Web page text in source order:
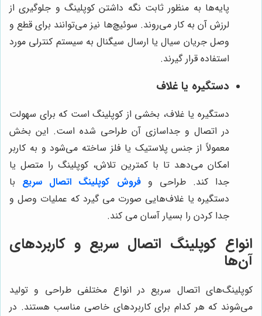
پایه‌ها به منظور ثابت نگه داشتن کوپلینگ و جلوگیری از
لرزش آن به کار می‌روند. سوئیچ‌ها نیز می‌توانند برای قطع و
وصل جریان سیال یا ارسال سیگنال به سیستم کنترلی مورد
استفاده قرار گیرند.
دستگیره یا غلاف
دستگیره یا غلاف، بخشی از کوپلینگ است که برای سهولت
در اتصال و جداسازی آن طراحی شده است. این بخش
معمولاً از جنس پلاستیک یا فلز ساخته می‌شود و به کاربر
امکان می‌دهد تا با کمترین تلاش، کوپلینگ را متصل یا
جدا کند. طراحی وفروش کوپلینگ اتصال سریع با
دستگیره یا غلاف‌هایی صورت می گیرد که عملیات وصل و
جدا کردن را بسیار آسان می کند.
انواع کوپلینگ اتصال سریع و کاربردهای
آن‌ها
کوپلینگ‌های اتصال سریع در انواع مختلفی طراحی و تولید
می‌شوند که هر کدام برای کاربردهای خاصی مناسب هستند. در